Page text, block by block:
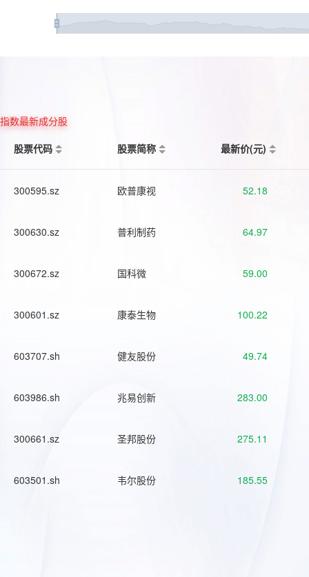
指数最新成分股
股票代码
股票简称 最新价(元)
300595.sz 欧普康视 52.18
300630.sz 普利制药 64.97
300672.sz 国科微 59.00
300601.sz 康泰生物 100.22
603707.sh 健友股份 49.74
603986.sh 兆易创新 283.00
300661.sz 圣邦股份 275.11
603501.sh 韦尔股份 185.55